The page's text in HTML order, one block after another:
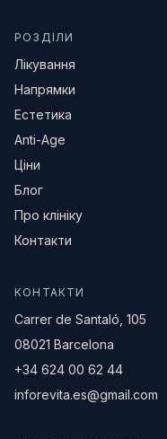
РОЗДІЛИ
Лікування
Напрямки
Естетика
Anti-Age
Ціни
Блог
Про клініку
Контакти
КОНТАКТИ
Carrer de Santaló, 105
08021 Barcelona
+34 624 00 62 44
inforevita.es@gmail.com